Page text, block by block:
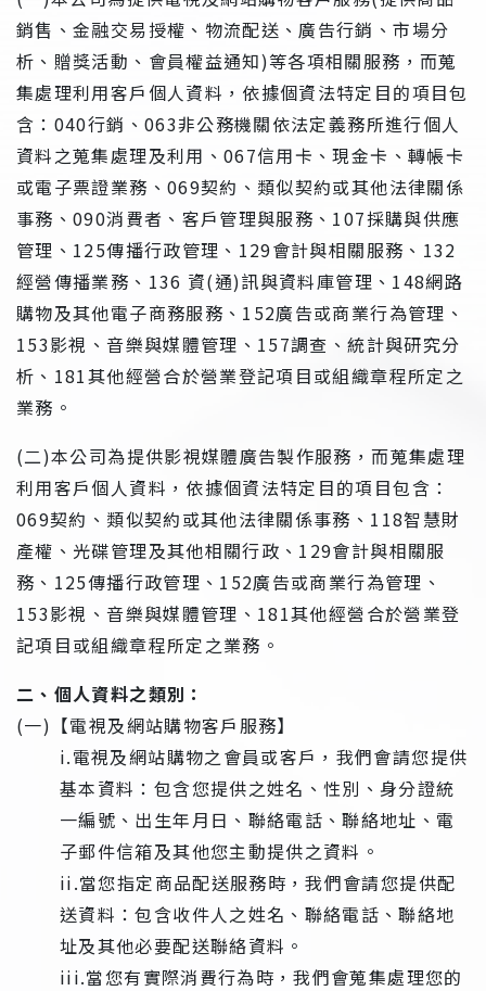
銷售、金融交易授權、物流配送、廣告行銷、市場分
析、贈獎活動、會員權益通知)等各項相關服務，而蒐
集處理利用客戶個人資料，依據個資法特定目的項目包
含：040行銷、063非公務機關依法定義務所進行個人
資料之蒐集處理及利用、067信用卡、現金卡、轉帳卡
或電子票證業務、069契約、類似契約或其他法律關係
事務、090消費者、客戶管理與服務、107採購與供應
管理、125傳播行政管理、129會計與相關服務、132
經營傳播業務、136 資(通)訊與資料庫管理、148網路
購物及其他電子商務服務、152廣告或商業行為管理、
153影視、音樂與媒體管理、157調查、統計與研究分
析、181其他經營合於營業登記項目或組織章程所定之
業務。
(二)本公司為提供影視媒體廣告製作服務，而蒐集處理
利用客戶個人資料，依據個資法特定目的項目包含：
069契約、類似契約或其他法律關係事務、118智慧財
產權、光碟管理及其他相關行政、129會計與相關服
務、125傳播行政管理、152廣告或商業行為管理、
153影視、音樂與媒體管理、181其他經營合於營業登
記項目或組織章程所定之業務。
二、個人資料之類別：
(一)【電視及網站購物客戶服務】
i.電視及網站購物之會員或客戶，我們會請您提供
基本資料：包含您提供之姓名、性別、身分證統
一編號、出生年月日、聯絡電話、聯絡地址、電
子郵件信箱及其他您主動提供之資料。
ii.當您指定商品配送服務時，我們會請您提供配
送資料：包含收件人之姓名、聯絡電話、聯絡地
址及其他必要配送聯絡資料。
iii.當您有實際消費行為時，我們會蒐集處理您的